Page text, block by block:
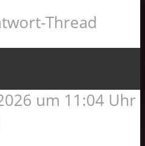
Thread
um 11:04 Uhr